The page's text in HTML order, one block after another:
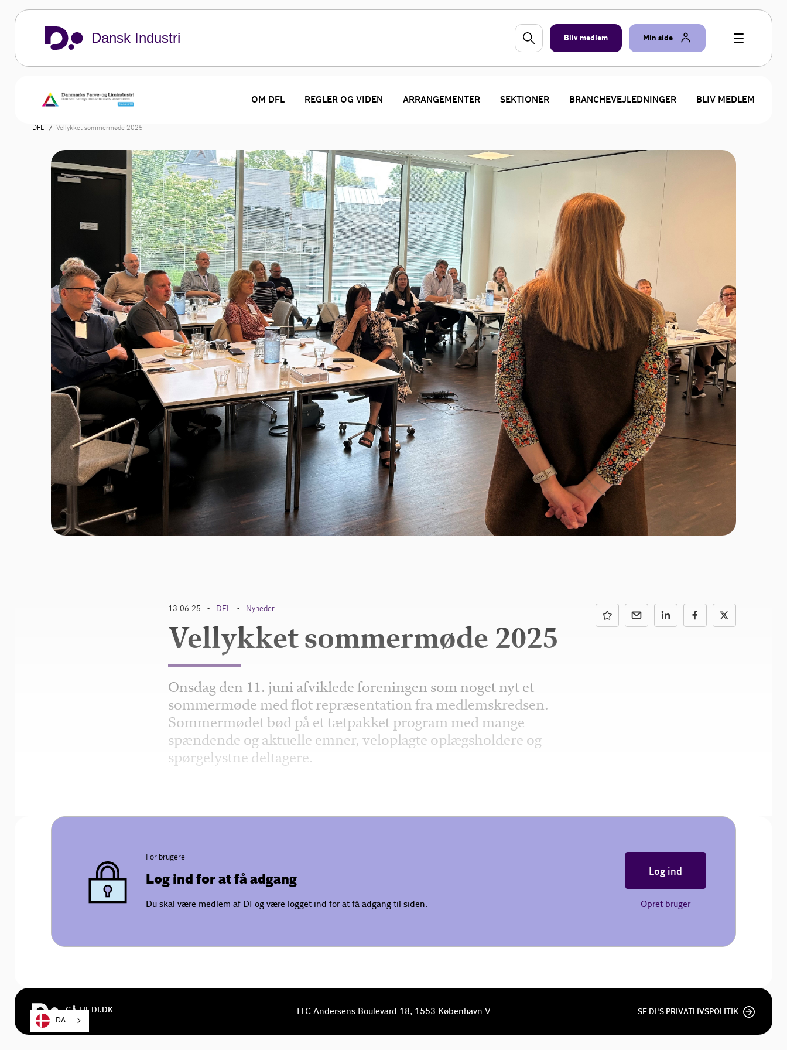
Dansk Industri Bliv medlem Min side
OM DFL REGLER OG VIDEN ARRANGEMENTER SEKTIONER BRANCHEVEJLEDNINGER BLIV MEDLEM
DFL Vellykket sommermøde 2025
13.06.25 • DFL • Nyheder
Vellykket sommermøde 2025
Onsdag den 11. juni afviklede foreningen som noget nyt et
sommermøde med flot repræsentation fra medlemskredsen.
Sommermødet bød på et tætpakket program med mange
spændende og aktuelle emner, veloplagte oplægsholdere og
spørgelystne deltagere.
For brugere
Log ind for at få adgang
Du skal være medlem af DI og være logget ind for at få adgang til siden.
Log ind
Opret bruger
GÅ TIL DI.DK H.C.Andersens Boulevard 18, 1553 København V SE DI'S PRIVATLIVSPOLITIK
DA